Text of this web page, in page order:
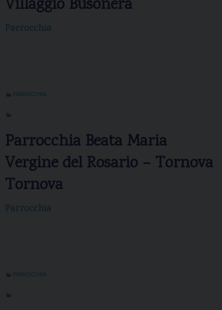
Villaggio Busonera
Parrocchia
PARROCCHIA
Parrocchia Beata Maria
Vergine del Rosario – Tornova
Tornova
Parrocchia
PARROCCHIA